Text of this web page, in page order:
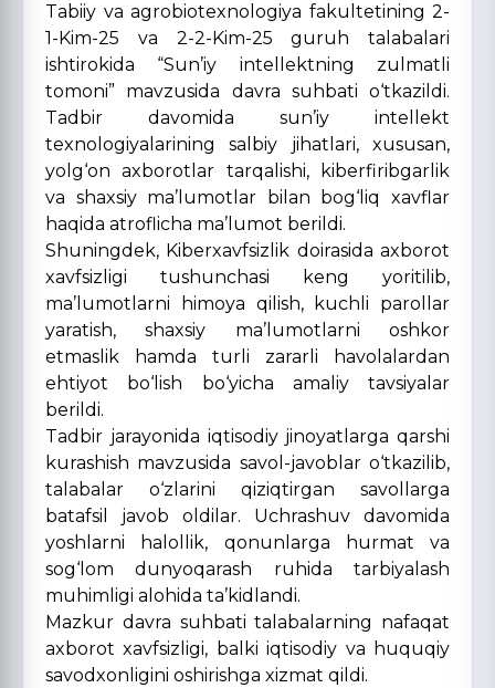
Tabiiy va agrobiotexnologiya fakultetining 2-
1-Kim-25 va 2-2-Kim-25 guruh talabalari
ishtirokida “Sun’iy intellektning zulmatli
tomoni” mavzusida davra suhbati o‘tkazildi.
Tadbir davomida sun’iy intellekt
texnologiyalarining salbiy jihatlari, xususan,
yolg‘on axborotlar tarqalishi, kiberfiribgarlik
va shaxsiy ma’lumotlar bilan bog‘liq xavflar
haqida atroflicha ma’lumot berildi.
Shuningdek, Kiberxavfsizlik doirasida axborot
xavfsizligi tushunchasi keng yoritilib,
ma’lumotlarni himoya qilish, kuchli parollar
yaratish, shaxsiy ma’lumotlarni oshkor
etmaslik hamda turli zararli havolalardan
ehtiyot bo‘lish bo‘yicha amaliy tavsiyalar
berildi.
Tadbir jarayonida iqtisodiy jinoyatlarga qarshi
kurashish mavzusida savol-javoblar o‘tkazilib,
talabalar o‘zlarini qiziqtirgan savollarga
batafsil javob oldilar. Uchrashuv davomida
yoshlarni halollik, qonunlarga hurmat va
sog‘lom dunyoqarash ruhida tarbiyalash
muhimligi alohida ta’kidlandi.
Mazkur davra suhbati talabalarning nafaqat
axborot xavfsizligi, balki iqtisodiy va huquqiy
savodxonligini oshirishga xizmat qildi.